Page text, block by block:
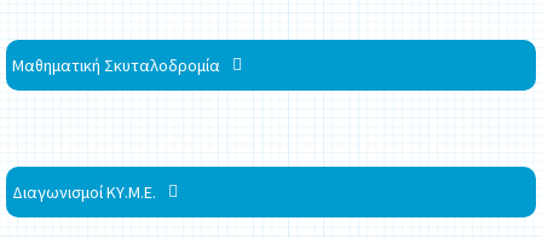
Μαθηματική Σκυταλοδρομία
Διαγωνισμοί ΚΥ.Μ.Ε.